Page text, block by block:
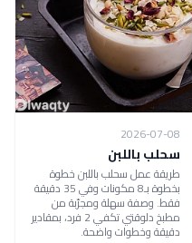
2026-07-08
سحلب باللبن
طريقة عمل سحلب باللبن خطوة
بخطوة بـ8 مكونات وفي 35 دقيقة
فقط. وصفة سهلة ومجرّبة من
مطبخ دلوقتي تكفي 2 فرد، بمقادير
دقيقة وخطوات واضحة.